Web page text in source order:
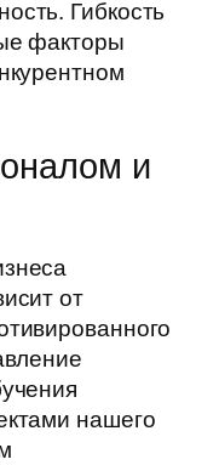
Гибкость
факторы
и
от
нашего